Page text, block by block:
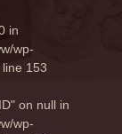
in
wp-
153
on null in
wp-